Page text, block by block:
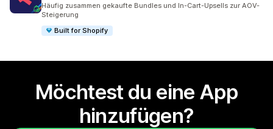
Häufig zusammen gekaufte Bundles und In-Cart-Upsells zur AOV-
Steigerung
Built for Shopify
Möchtest du eine App
hinzufügen?